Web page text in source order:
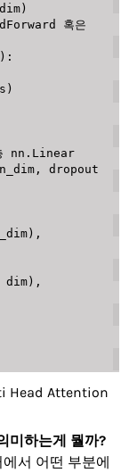
dim )
혹은
) :
)
nn.Linear
,
) ,
dim ) ,
Head Attention
미하는게 뭘까?
서 어떤 부분에